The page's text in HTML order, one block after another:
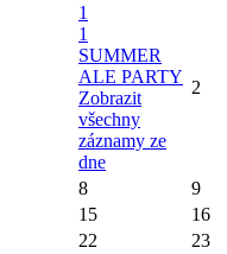
1
1
SUMMER
ALE PARTY
Zobrazit
všechny
záznamy ze
dne
2
8
9
15
16
22 23